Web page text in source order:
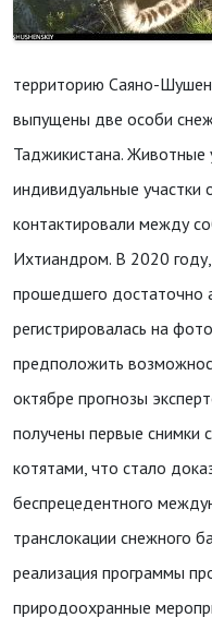
территорию Саяно-
выпущены две особи
Таджикистана. Животные
индивидуальные участки
контактировали между
Ихтиандром. В 2020
прошедшего достаточно
регистрировалась на
предположить
октябре прогнозы
получены первые снимки
котятами, что стало
беспрецедентного
транслокации снежного
реализация программы
природоохранные